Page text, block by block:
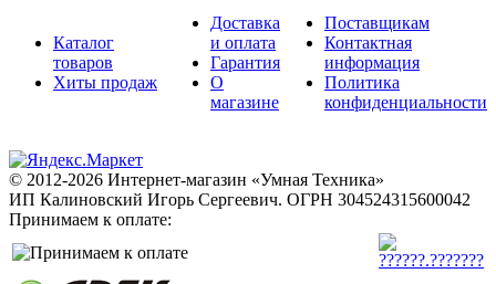
Каталог
товаров
Хиты продаж
Доставка
и оплата
Гарантия
О
магазине
Поставщикам
Контактная
информация
Политика
конфиденциальности
© 2012-2026 Интернет-магазин «Умная Техника»
ИП Калиновский Игорь Сергеевич. ОГРН 304524315600042
Принимаем к оплате: